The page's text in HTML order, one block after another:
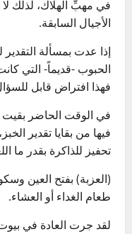
في مهبِّ الهلاك، لذلك
الأجيال السابقة.
إذا عدت بمسألة التقدير
الحبوب -قديماً- التي
فهذا افتراض قابل
في الوقت الحاضر
فيها من بقايا تقدير
تحفيز للذاكرة بقدر ما
(العزبة) بفتح العين
طعام الغداء أو العشاء.
لقد جرت العادة في